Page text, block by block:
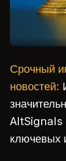
Срочный
новостей:
AltSignals
ключевых